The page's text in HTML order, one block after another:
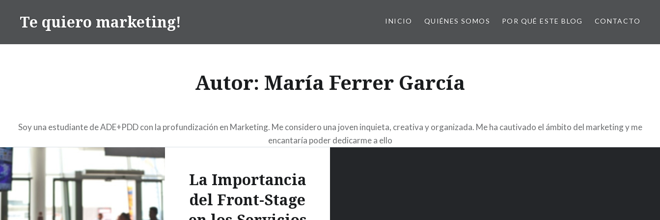
Te quiero marketing! INICIO QUIÉNES SOMOS POR QUÉ ESTE BLOG CONTACTO
Autor: María Ferrer García
Soy una estudiante de ADE+PDD con la profundización en Marketing. Me considero una joven inquieta, creativa y organizada. Me ha cautivado el ámbito del marketing y me
encantaría poder dedicarme a ello
La Importancia
del Front-Stage